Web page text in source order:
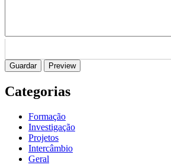
Categorias
Formação
Investigação
Projetos
Intercâmbio
Geral